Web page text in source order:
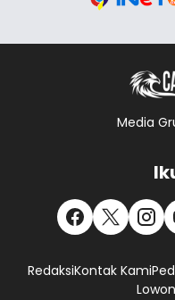
Media
RedaksiKontak Kami